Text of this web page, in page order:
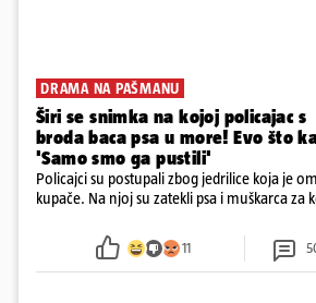
DRAMA NA PAŠMANU
Širi se snimka na kojoj policajac s
broda baca psa u more! Evo što
'Samo smo ga pustili'
Policajci su postupali zbog jedrilice koja je
kupače. Na njoj su zatekli psa i muškarca za
ga uhitili, a psa je preuzeo komunalni redar
11